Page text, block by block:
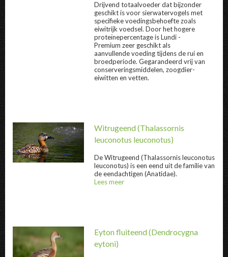
Drijvend totaalvoeder dat bijzonder
geschikt is voor sierwatervogels met
specifieke voedingsbehoefte zoals
eiwitrijk voedsel. Door het hogere
proteïnepercentage is Lundi -
Premium zeer geschikt als
aanvullende voeding tijdens de rui en
broedperiode. Gegarandeerd vrij van
conserveringsmiddelen, zoogdier-
eiwitten en vetten.
Witrugeend " title="Witrugeend" />
Witrugeend (Thalassornis
leuconotus leuconotus)
DeWitrugeend (Thalassornis leuconotus
leuconotus) is een eend uit de familie van
de eendachtigen (Anatidae).
Lees meer
Eyton fluiteend (Dendrocygna
eytoni)